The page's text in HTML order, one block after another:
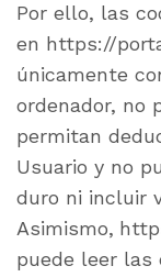
Por ello, las
en https://
únicamente
ordenador, no
permitan
Usuario y no
duro ni incluir
Asimismo,
puede leer las